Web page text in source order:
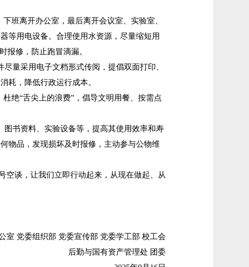
班离开办公室，最后离开会议室、实验室、
等用电设备。合理使用水资源，尽量缩短用
报修，防止跑冒滴漏。
量采用电子文档形式传阅，提倡双面打印、
耗，降低行政运行成本。
绝“舌尖上的浪费”，倡导文明用餐、按需点
书资料、实验设备等，提高其使用效率和寿
物品，发现损坏及时报修，主动参与公物维
空谈，让我们立即行动起来，从现在做起、从
室 党委组织部 党委宣传部 党委学工部 校工会
后勤与国有资产管理处 团委